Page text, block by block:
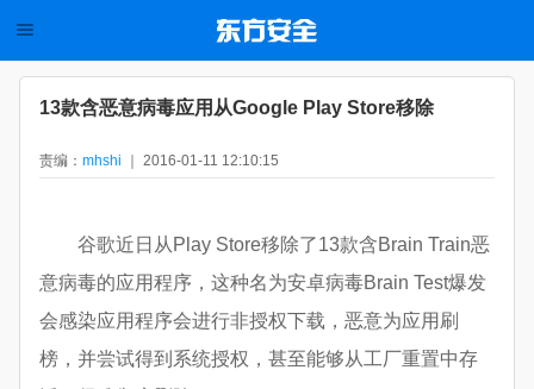
13款含恶意病毒应用从Google Play Store移除
责编： mhshi ｜ 2016-01-11 12:10:15
谷歌近日从Play Store移除了13款含Brain Train恶
意病毒的应用程序，这种名为安卓病毒Brain Test爆发
会感染应用程序会进行非授权下载，恶意为应用刷
榜，并尝试得到系统授权，甚至能够从工厂重置中存